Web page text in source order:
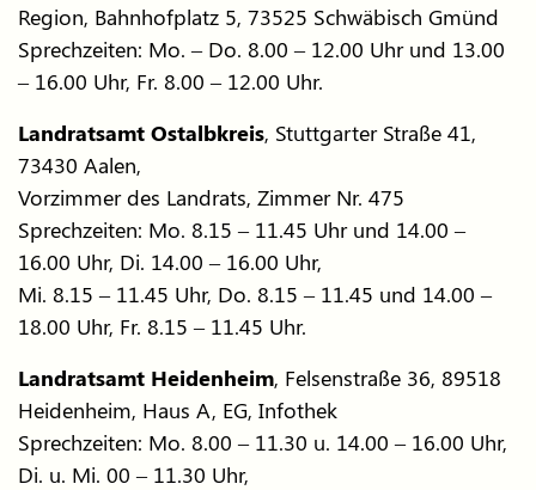
Region, Bahnhofplatz 5, 73525 Schwäbisch Gmünd
Sprechzeiten: Mo. – Do. 8.00 – 12.00 Uhr und 13.00
– 16.00 Uhr, Fr. 8.00 – 12.00 Uhr.
Landratsamt Ostalbkreis, Stuttgarter Straße 41,
73430 Aalen,
Vorzimmer des Landrats, Zimmer Nr. 475
Sprechzeiten: Mo. 8.15 – 11.45 Uhr und 14.00 –
16.00 Uhr, Di. 14.00 – 16.00 Uhr,
Mi. 8.15 – 11.45 Uhr, Do. 8.15 – 11.45 und 14.00 –
18.00 Uhr, Fr. 8.15 – 11.45 Uhr.
Landratsamt Heidenheim, Felsenstraße 36, 89518
Heidenheim, Haus A, EG, Infothek
Sprechzeiten: Mo. 8.00 – 11.30 u. 14.00 – 16.00 Uhr,
Di. u. Mi. 00 – 11.30 Uhr,